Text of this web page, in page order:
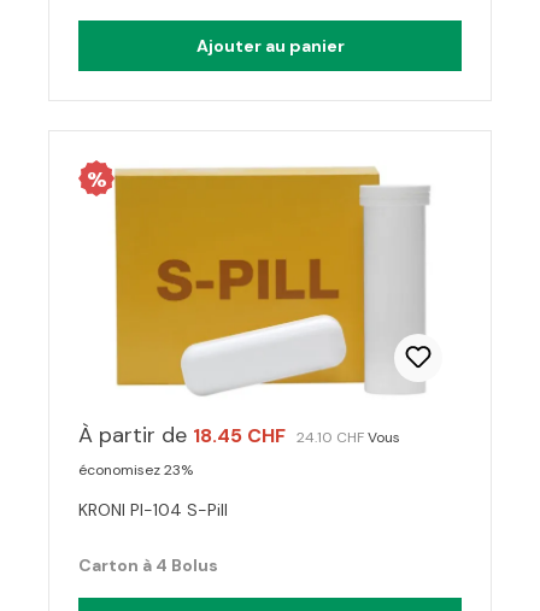
Ajouter au panier
%
À partir de 18.45 CHF 24.10 CHFVous
économisez 23%
KRONI PI-104 S-Pill
Carton à 4 Bolus